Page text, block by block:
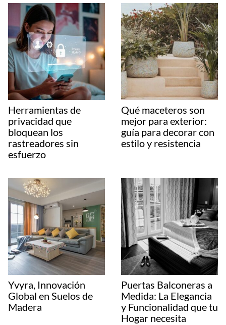
Herramientas de
privacidad que
bloquean los
rastreadores sin
esfuerzo
Qué maceteros son
mejor para exterior:
guía para decorar con
estilo y resistencia
Yvyra, Innovación
Global en Suelos de
Madera
Puertas Balconeras a
Medida: La Elegancia
y Funcionalidad que tu
Hogar necesita